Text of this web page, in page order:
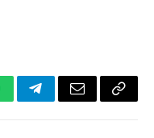
TelegramEmail Copy